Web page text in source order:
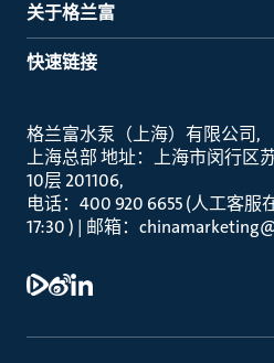
关于格兰富
快速链接
格兰富水泵（上海）有限公司
上海总部 地址：上海市闵行区
10层 201106
电话：400 920 6655 (人工客服
17:30 ) | 邮箱：